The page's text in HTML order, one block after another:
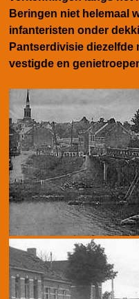
Beringen niet helemaal
infanteristen onder
Pantserdivisie
vestigde en